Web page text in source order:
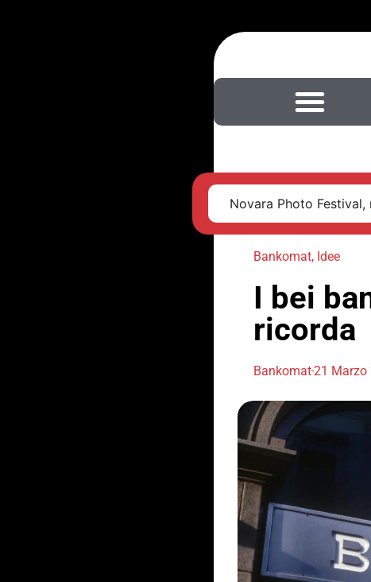
Novara Photo
Bankomat, Idee
I bei
ricorda
Bankomat21 Marzo